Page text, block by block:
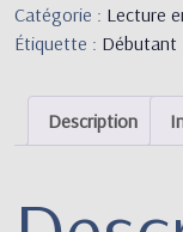
Catégorie : Lecture
Étiquette : Débutant
Description